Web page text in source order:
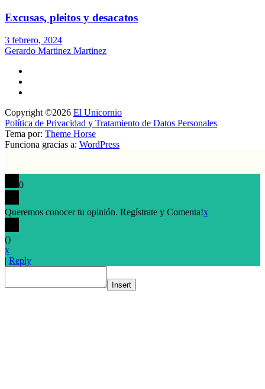
Excusas, pleitos y desacatos
3 febrero, 2024
Gerardo Martinez Martinez
Copyright ©2026 El Unicornio
Política de Privacidad y Tratamiento de Datos Personales
Tema por: Theme Horse
Funciona gracias a: WordPress
0
Queremos conocer tu opinión. Regístrate y Comenta!x
()
x
| Reply
Insert